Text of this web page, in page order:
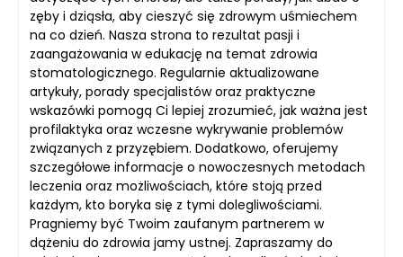
zęby i dziąsła, aby cieszyć się zdrowym uśmiechem
na co dzień. Nasza strona to rezultat pasji i
zaangażowania w edukację na temat zdrowia
stomatologicznego. Regularnie aktualizowane
artykuły, porady specjalistów oraz praktyczne
wskazówki pomogą Ci lepiej zrozumieć, jak ważna jest
profilaktyka oraz wczesne wykrywanie problemów
związanych z przyzębiem. Dodatkowo, oferujemy
szczegółowe informacje o nowoczesnych metodach
leczenia oraz możliwościach, które stoją przed
każdym, kto boryka się z tymi dolegliwościami.
Pragniemy być Twoim zaufanym partnerem w
dążeniu do zdrowia jamy ustnej. Zapraszamy do